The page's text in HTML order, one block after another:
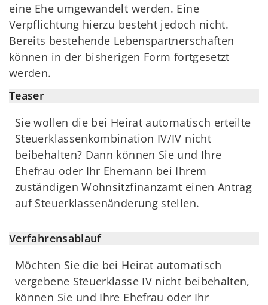
eine Ehe umgewandelt werden. Eine
Verpflichtung hierzu besteht jedoch nicht.
Bereits bestehende Lebenspartnerschaften
können in der bisherigen Form fortgesetzt
werden.
Teaser
Sie wollen die bei Heirat automatisch erteilte
Steuerklassenkombination IV/IV nicht
beibehalten? Dann können Sie und Ihre
Ehefrau oder Ihr Ehemann bei Ihrem
zuständigen Wohnsitzfinanzamt einen Antrag
auf Steuerklassenänderung stellen.
Verfahrensablauf
Möchten Sie die bei Heirat automatisch
vergebene Steuerklasse IV nicht beibehalten,
können Sie und Ihre Ehefrau oder Ihr